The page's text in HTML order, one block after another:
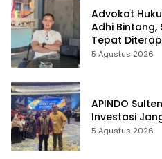
Advokat Hukum HJ Bintang & Partners ,
Adhi Bintang,
Tepat
Tanah”
5 Agustus 2026
APINDO
Investasi
5 Agustus 2026